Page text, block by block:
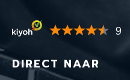
9
DIRECT NAAR